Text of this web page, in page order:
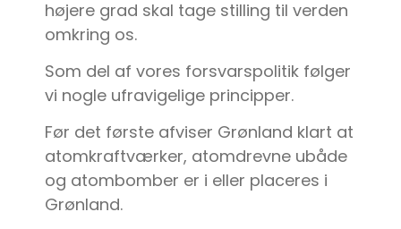
højere grad skal tage stilling til verden
omkring os.
Som del af vores forsvarspolitik følger
vi nogle ufravigelige principper.
Før det første afviser Grønland klart at
atomkraftværker, atomdrevne ubåde
og atombomber er i eller placeres i
Grønland.